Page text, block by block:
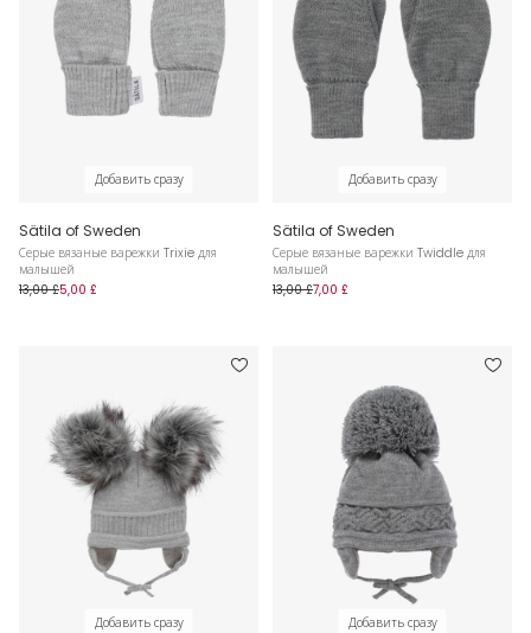
Добавить сразу
Sätila of Sweden
Серые вязаные варежки Trixie для
малышей
13,00 £5,00 £
Добавить сразу
Sätila of Sweden
Серые вязаные варежки Twiddle для
малышей
13,00 £7,00 £
Добавить сразу Добавить сразу